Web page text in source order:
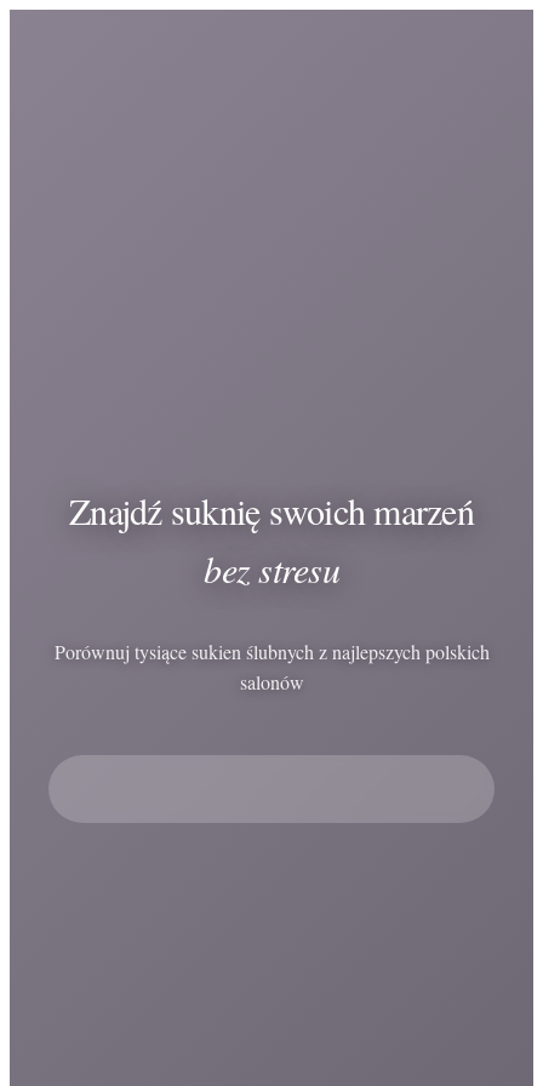
Znajdź suknię swoich marzeń
bez stresu
Porównuj tysiące sukien ślubnych z najlepszych polskich
salonów